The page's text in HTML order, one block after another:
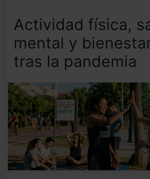
Actividad física,
mental y
tras la pandemia